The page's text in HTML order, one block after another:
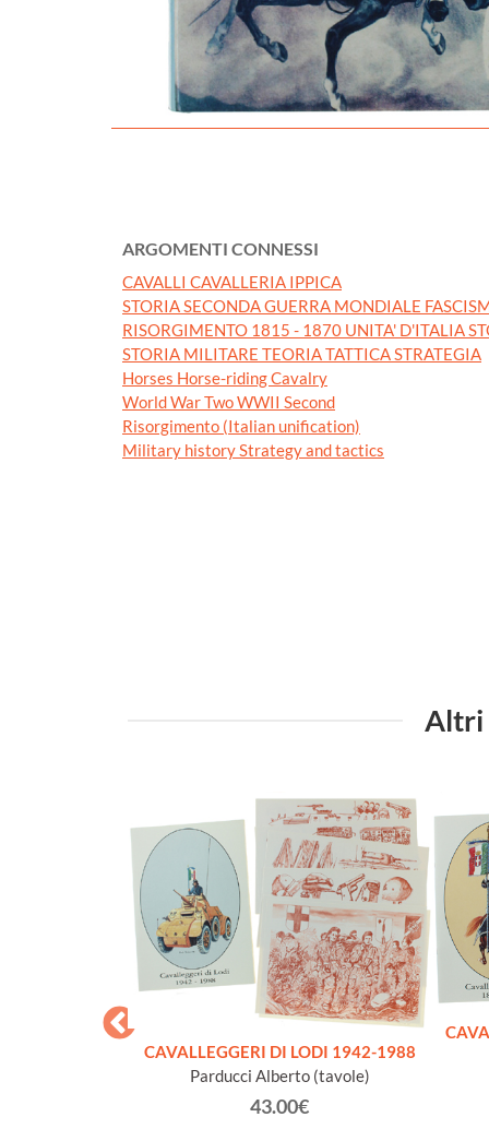
ARGOMENTI CONNESSI
CAVALLI CAVALLERIA IPPICA
STORIA SECONDA GUERRA MONDIALE
RISORGIMENTO 1815 - 1870 UNITA' D'ITALIA
STORIA MILITARE TEORIA TATTICA STRATEGIA
Horses Horse-riding Cavalry
World War Two WWII Second
Risorgimento (Italian unification)
Military history Strategy and tactics
Altri
CAVALLEGGERI DI LODI 1942-1988
Parducci Alberto (tavole)
43.00€